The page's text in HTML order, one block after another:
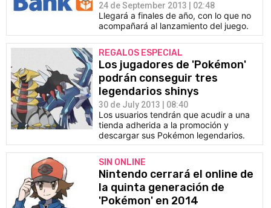
24 de September 2013 | 02:48
Llegará a finales de año, con lo que no
acompañará al lanzamiento del juego.
REGALOS ESPECIAL
Los jugadores de 'Pokémon'
podrán conseguir tres
legendarios shinys
30 de July 2013 | 08:40
Los usuarios tendrán que acudir a una
tienda adherida a la promoción y
descargar sus Pokémon legendarios.
SIN ONLINE
Nintendo cerrará el online de
la quinta generación de
'Pokémon' en 2014